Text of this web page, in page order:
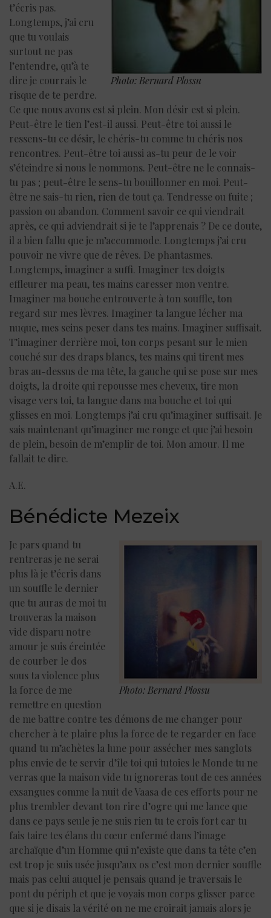
Photo: Bernard Plossu
t’écris pas.
Longtemps, j’ai cru
que tu voulais
surtout ne pas
l’entendre, qu’à te
dire je courrais le
risque de te perdre.
Ce que nous avons est si plein. Mon désir est si plein.
Peut-être le tien l’est-il aussi. Peut-être toi aussi le
ressens-tu ce désir, le chéris-tu comme tu chéris nos
rencontres. Peut-être toi aussi as-tu peur de le voir
s’éteindre si nous le nommons. Peut-être ne le connais-
tu pas ; peut-être le sens-tu bouillonner en moi. Peut-
être ne sais-tu rien, rien de tout ça. Tendresse ou fuite ;
passion ou abandon. Comment savoir ce qui viendrait
après, ce qui adviendrait si je te l’apprenais ? De ce doute,
il a bien fallu que je m’accommode. Longtemps j’ai cru
pouvoir ne vivre que de rêves. De phantasmes.
Longtemps, imaginer a suffi. Imaginer tes doigts
effleurer ma peau, tes mains caresser mon ventre.
Imaginer ma bouche entrouverte à ton souffle, ton
regard sur mes lèvres. Imaginer ta langue lécher ma
nuque, mes seins peser dans tes mains. Imaginer suffisait.
T’imaginer derrière moi, ton corps pesant sur le mien
couché sur des draps blancs, tes mains qui tirent mes
bras au-dessus de ma tête, la gauche qui se pose sur mes
doigts, la droite qui repousse mes cheveux, tire mon
visage vers toi, ta langue dans ma bouche et toi qui
glisses en moi. Longtemps j’ai cru qu’imaginer suffisait. Je
sais maintenant qu’imaginer me ronge et que j’ai besoin
de plein, besoin de m’emplir de toi. Mon amour. Il me
fallait te dire.
A.E.
Bénédicte Mezeix
Photo: Bernard Plossu
Je pars quand tu
rentreras je ne serai
plus là je t’écris dans
un souffle le dernier
que tu auras de moi tu
trouveras la maison
vide disparu notre
amour je suis éreintée
de courber le dos
sous ta violence plus
la force de me
remettre en question
de me battre contre tes démons de me changer pour
chercher à te plaire plus la force de te regarder en face
quand tu m’achètes la lune pour assécher mes sanglots
plus envie de te servir d’île toi qui tutoies le Monde tu ne
verras que la maison vide tu ignoreras tout de ces années
exsangues comme la nuit de Vaasa de ces efforts pour ne
plus trembler devant ton rire d’ogre qui me lance que
dans ce pays seule je ne suis rien tu te crois fort car tu
fais taire tes élans du cœur enfermé dans l’image
archaïque d’un Homme qui n’existe que dans ta tête c’en
est trop je suis usée jusqu’aux os c’est mon dernier souffle
mais pas celui auquel je pensais quand je traversais le
pont du périph et que je voyais mon corps glisser parce
que si je disais la vérité on ne me croirait jamais alors je